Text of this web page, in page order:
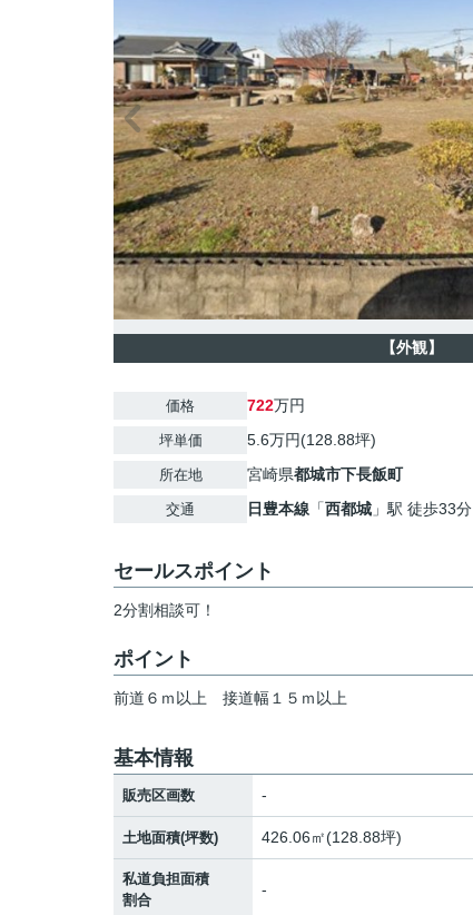
【外観】
価格 722万円
坪単価 5.6万円(128.88坪)
所在地 宮崎県都城市下長飯町
交通 日豊本線 「西都城 」駅 徒歩33分
セールスポイント
2分割相談可！
ポイント
前道６ｍ以上 接道幅１５ｍ以上
基本情報
販売区画数 -
土地面積(坪数) 426.06㎡(128.88坪)
私道負担面積
割合
-